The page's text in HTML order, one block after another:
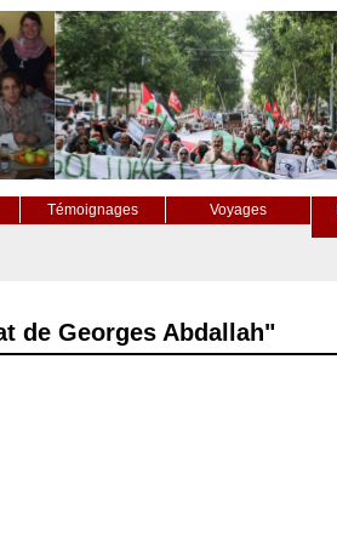
Témoignages Voyages
de Georges Abdallah"